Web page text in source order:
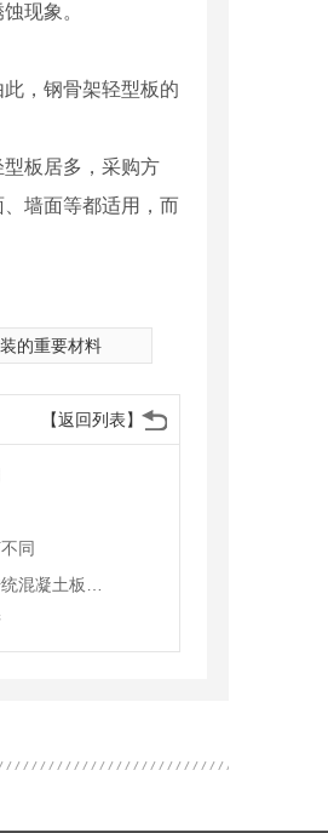
现象。
，钢骨架轻型板的
板居多，采购方
墙面等都适用，而
的重要材料
【返回列表】
同